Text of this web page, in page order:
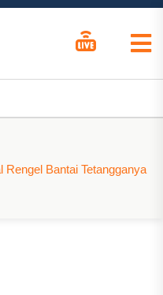
Bantai Tetangganya